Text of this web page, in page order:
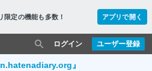
限定の機能も多数！ アプリで開く
ユーザー登録
ログイン
』